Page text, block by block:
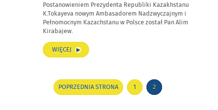
Postanowieniem Prezydenta Republiki Kazakhstanu
K.Tokayeva nowym Ambasadorem Nadzwyczajnym i
Pełnomocnym Kazachstanu w Polsce został Pan Alim
Kirabajew.
WIĘCEJ „ALIM
KIRABAJEW
KAZACHSTANU
W
StronicowaniePOPRZEDNIA STRONA STRONA
1 STRONA
2